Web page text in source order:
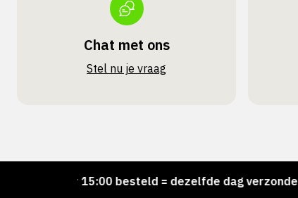
Chat met ons
Stel nu je vraag
Voor 15:00 besteld = dezelfde dag verzonden